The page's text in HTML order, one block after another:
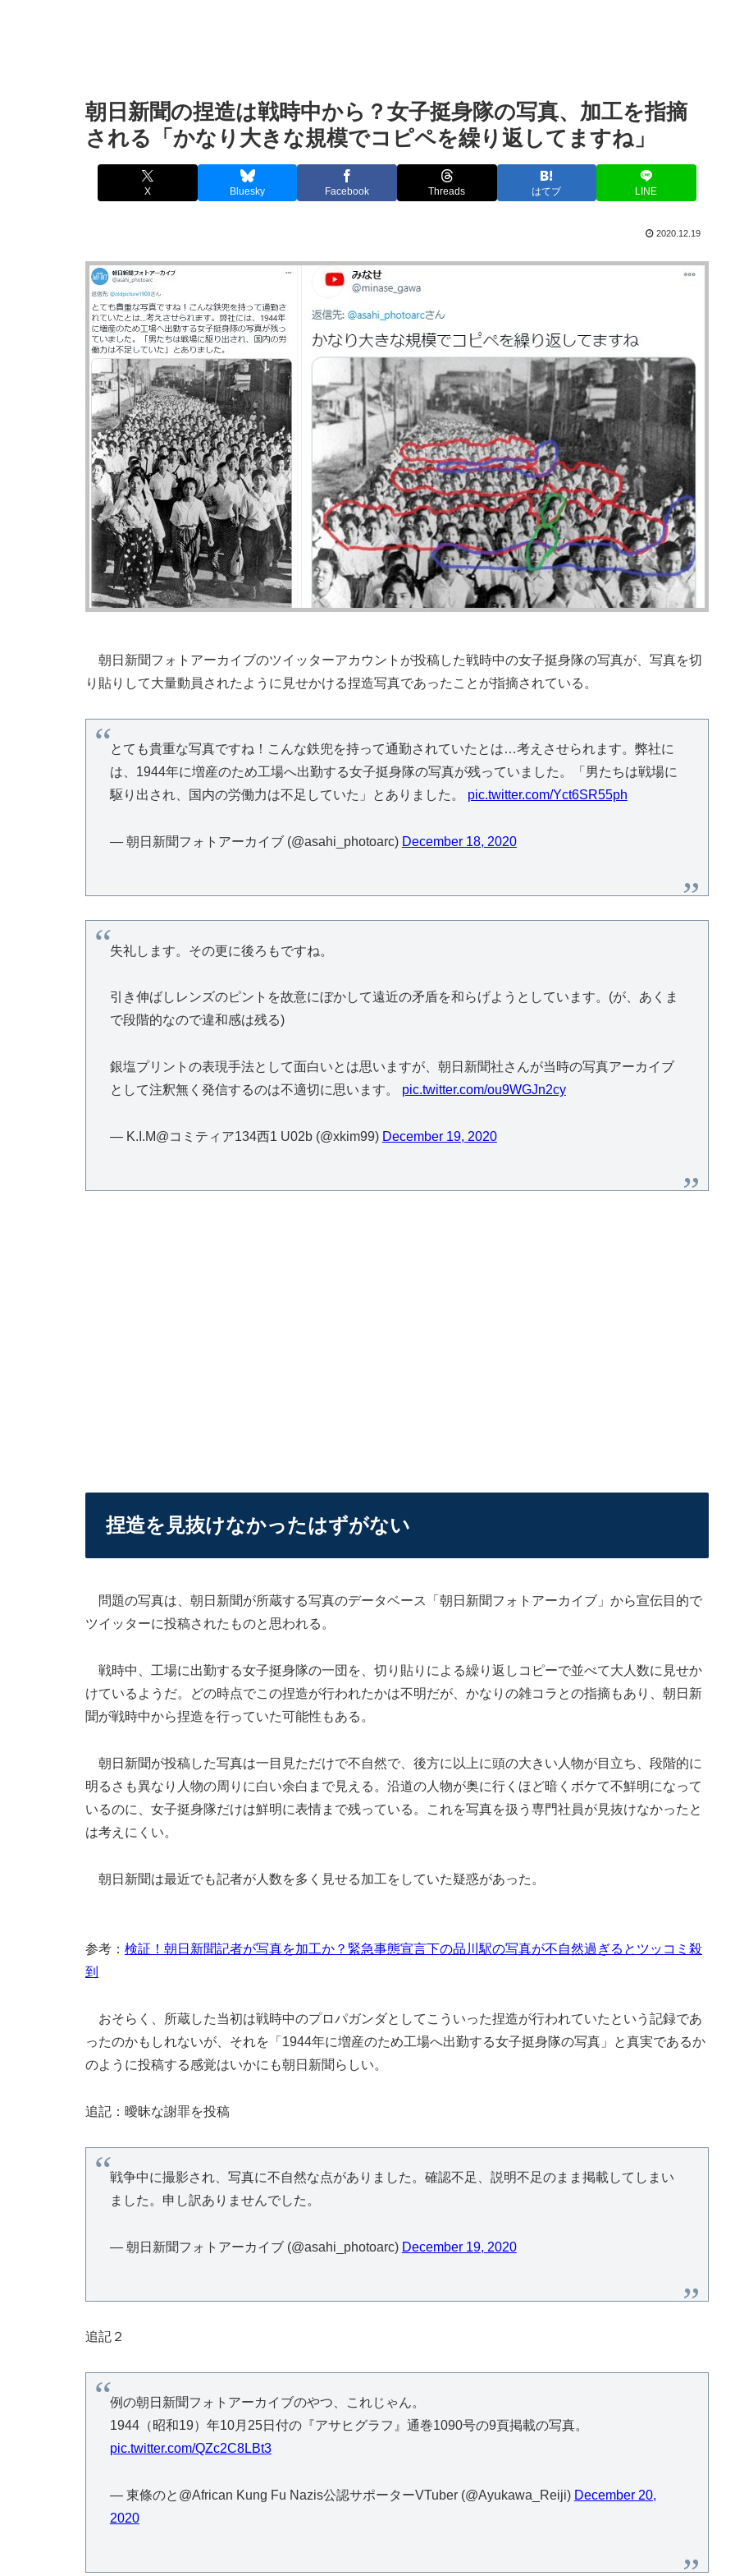
朝日新聞の捏造は戦時中から？女子挺身隊の写真、加工を指摘
される「かなり大きな規模でコピペを繰り返してますね」
X Bluesky Facebook Threads はてブ LINE
2020.12.19
朝日新聞フォトアーカイブのツイッターアカウントが投稿した戦時中の女子挺身隊の写真が、写真を切
り貼りして大量動員されたように見せかける捏造写真であったことが指摘されている。
とても貴重な写真ですね！こんな鉄兜を持って通勤されていたとは…考えさせられます。弊社に
は、1944年に増産のため工場へ出勤する女子挺身隊の写真が残っていました。「男たちは戦場に
駆り出され、国内の労働力は不足していた」とありました。 pic.twitter.com/Yct6SR55ph
— 朝日新聞フォトアーカイブ (@asahi_photoarc) December 18, 2020
失礼します。その更に後ろもですね。
引き伸ばしレンズのピントを故意にぼかして遠近の矛盾を和らげようとしています。(が、あくま
で段階的なので違和感は残る)
銀塩プリントの表現手法として面白いとは思いますが、朝日新聞社さんが当時の写真アーカイブ
として注釈無く発信するのは不適切に思います。 pic.twitter.com/ou9WGJn2cy
— K.I.M@コミティア134西1 U02b (@xkim99) December 19, 2020
捏造を見抜けなかったはずがない
問題の写真は、朝日新聞が所蔵する写真のデータベース「朝日新聞フォトアーカイブ」から宣伝目的で
ツイッターに投稿されたものと思われる。
戦時中、工場に出勤する女子挺身隊の一団を、切り貼りによる繰り返しコピーで並べて大人数に見せか
けているようだ。どの時点でこの捏造が行われたかは不明だが、かなりの雑コラとの指摘もあり、朝日新
聞が戦時中から捏造を行っていた可能性もある。
朝日新聞が投稿した写真は一目見ただけで不自然で、後方に以上に頭の大きい人物が目立ち、段階的に
明るさも異なり人物の周りに白い余白まで見える。沿道の人物が奥に行くほど暗くボケて不鮮明になって
いるのに、女子挺身隊だけは鮮明に表情まで残っている。これを写真を扱う専門社員が見抜けなかったと
は考えにくい。
朝日新聞は最近でも記者が人数を多く見せる加工をしていた疑惑があった。
参考： 検証！朝日新聞記者が写真を加工か？緊急事態宣言下の品川駅の写真が不自然過ぎるとツッコミ殺
到
おそらく、所蔵した当初は戦時中のプロパガンダとしてこういった捏造が行われていたという記録であ
ったのかもしれないが、それを「1944年に増産のため工場へ出勤する女子挺身隊の写真」と真実であるか
のように投稿する感覚はいかにも朝日新聞らしい。
追記：曖昧な謝罪を投稿
戦争中に撮影され、写真に不自然な点がありました。確認不足、説明不足のまま掲載してしまい
ました。申し訳ありませんでした。
— 朝日新聞フォトアーカイブ (@asahi_photoarc) December 19, 2020
追記２
例の朝日新聞フォトアーカイブのやつ、これじゃん。
1944（昭和19）年10月25日付の『アサヒグラフ』通巻1090号の9頁掲載の写真。
pic.twitter.com/QZc2C8LBt3
— 東條のと@African Kung Fu Nazis公認サポーターVTuber (@Ayukawa_Reiji) December 20,
2020